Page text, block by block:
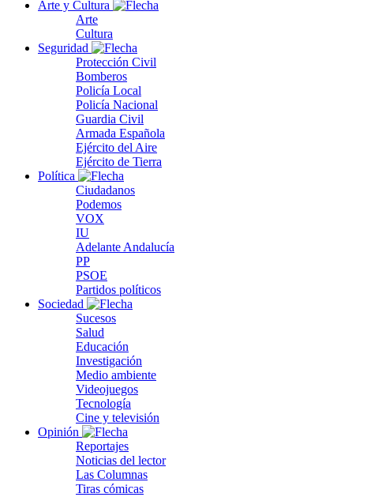
Arte y Cultura
Arte
Cultura
Seguridad
Protección Civil
Bomberos
Policía Local
Policía Nacional
Guardia Civil
Armada Española
Ejército del Aire
Ejército de Tierra
Política
Ciudadanos
Podemos
VOX
IU
Adelante Andalucía
PP
PSOE
Partidos políticos
Sociedad
Sucesos
Salud
Educación
Investigación
Medio ambiente
Videojuegos
Tecnología
Cine y televisión
Opinión
Reportajes
Noticias del lector
Las Columnas
Tiras cómicas